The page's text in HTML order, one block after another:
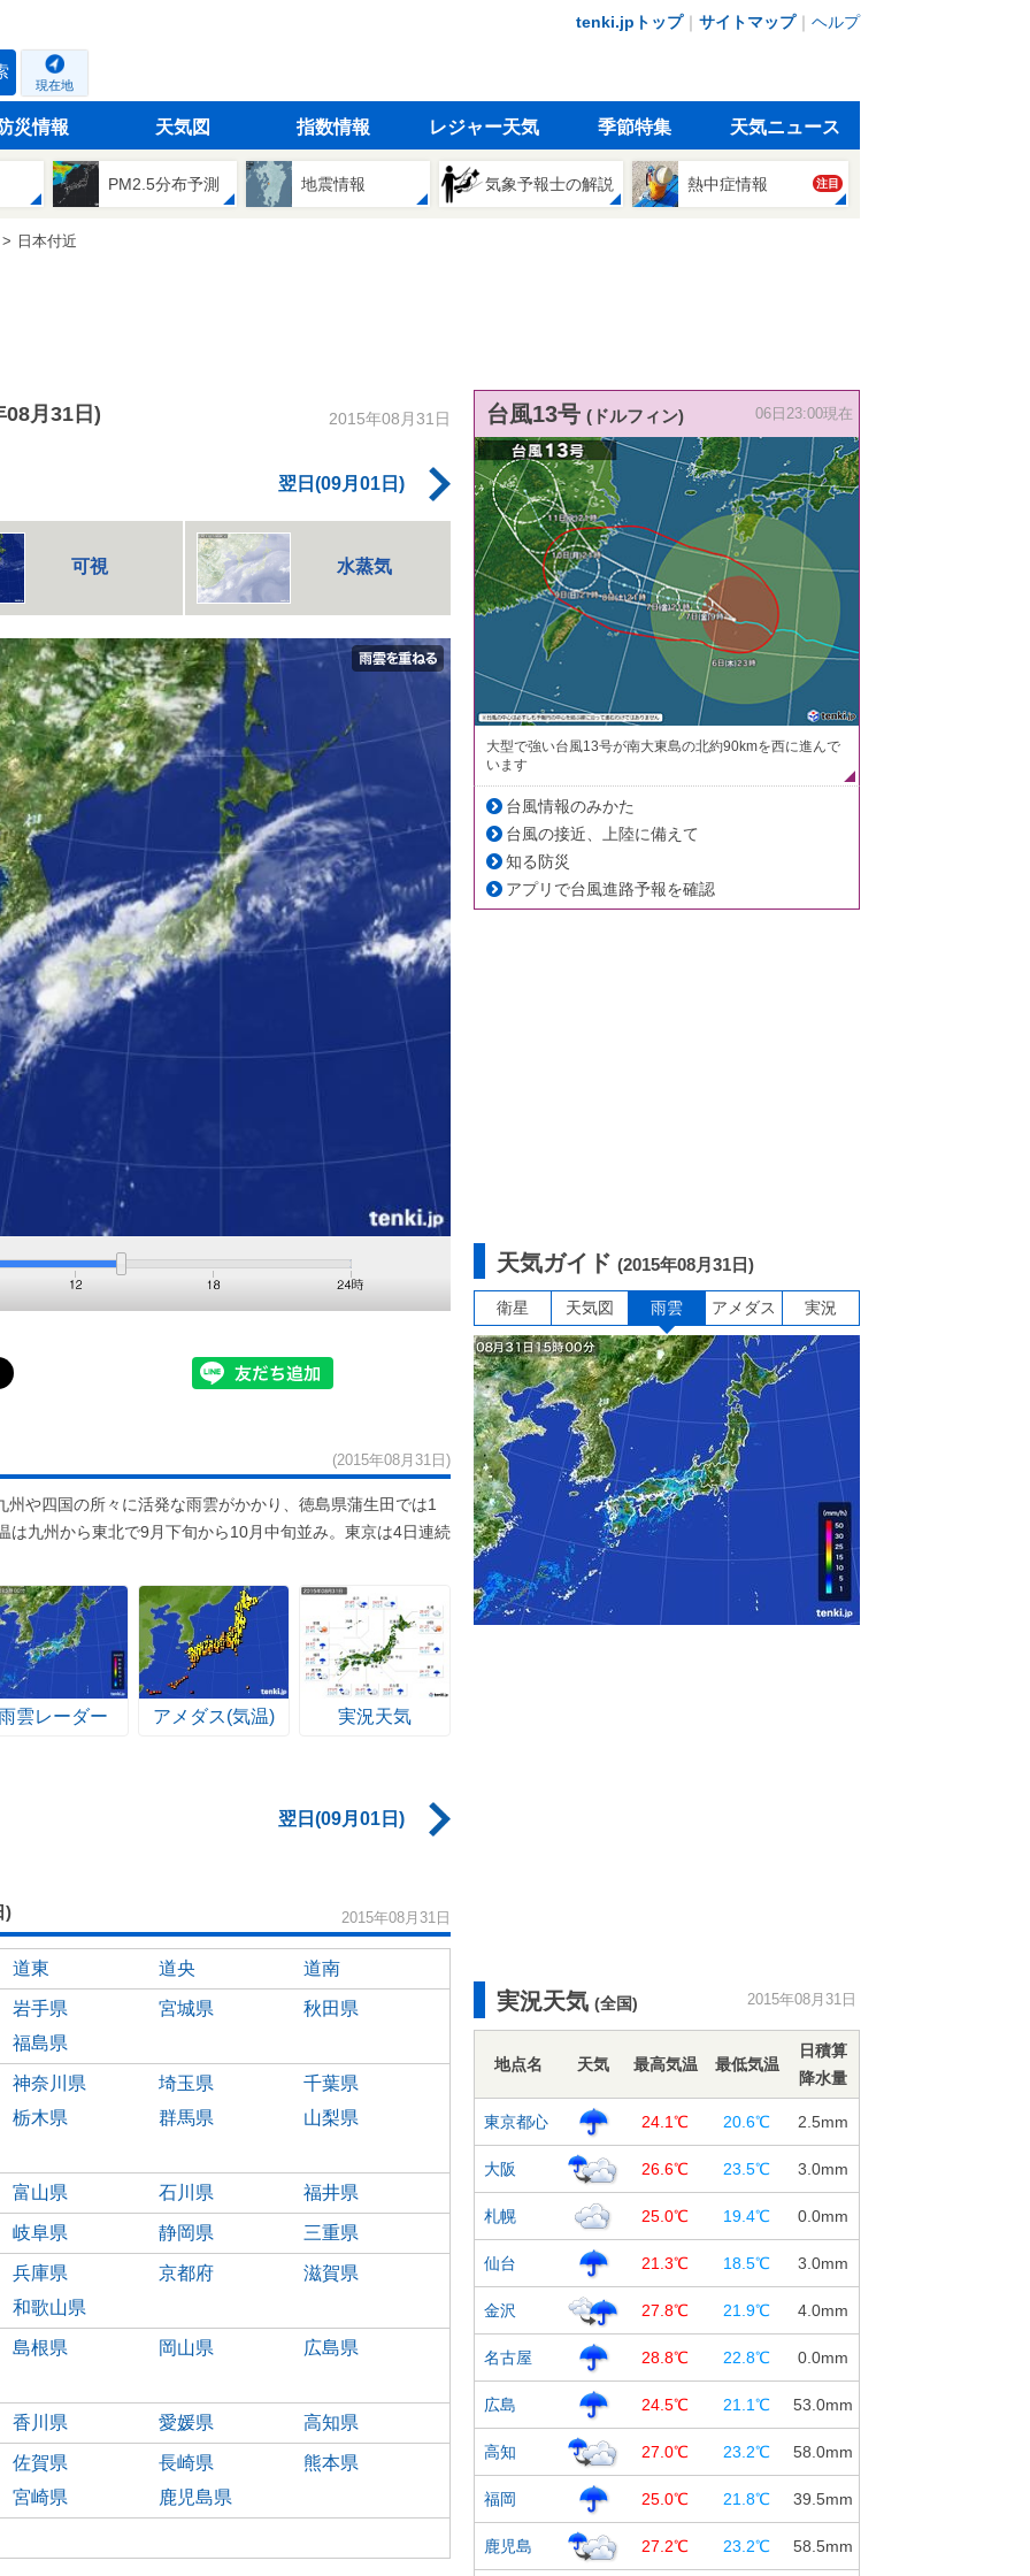
tenki.jpトップ｜ サイトマップ｜ ヘルプ
現在地
災情報 天気図 指数情報 レジャー天気 季節特集 天気ニュース
PM2.5分布予測 地震情報 気象予報士の解説 熱中症情報 注目
日本付近
08月31日) 2015年08月31日
翌日(09月01日)
可視 水蒸気
(2015年08月31日)
や四国の所々に活発な雨雲がかかり、徳島県蒲生田では1
は九州から東北で9月下旬から10月中旬並み。東京は4日連続
雲レーダー アメダス(気温) 実況天気
翌日(09月01日)
) 2015年08月31日
道東 道央 道南
岩手県 宮城県
秋田県
福島県
神奈川県 埼玉県
千葉県
栃木県
群馬県 山梨県
富山県 石川県 福井県
岐阜県 静岡県 三重県
兵庫県 京都府
滋賀県
和歌山県
島根県 岡山県 広島県
香川県 愛媛県 高知県
佐賀県 長崎県
熊本県
宮崎県
鹿児島県
台風13号 (ドルフィン) 06日23:00現在
大型で強い台風13号が南大東島の北約90kmを西に進んで
います
台風情報のみかた
台風の接近、上陸に備えて
知る防災
アプリで台風進路予報を確認
天気ガイド (2015年08月31日)
衛星 天気図 雨雲 アメダス 実況
実況天気 (全国) 2015年08月31日
地点名 天気 最高気温 最低気温
日積算
降水量
東京都心 24.1℃ 20.6℃ 2.5mm
大阪 26.6℃ 23.5℃ 3.0mm
札幌 25.0℃ 19.4℃ 0.0mm
仙台 21.3℃ 18.5℃ 3.0mm
金沢 27.8℃ 21.9℃ 4.0mm
名古屋 28.8℃ 22.8℃ 0.0mm
広島 24.5℃ 21.1℃ 53.0mm
高知 27.0℃ 23.2℃ 58.0mm
福岡 25.0℃ 21.8℃ 39.5mm
鹿児島 27.2℃ 23.2℃ 58.5mm